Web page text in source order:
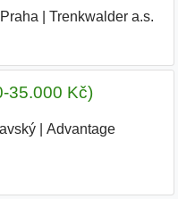
Trenkwalder a.s.
35.000 Kč)
|
Advantage